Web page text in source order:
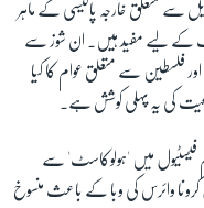
سے متعلق خارجہ پالیسی کے ماہر
کے لیے مفید ہیں۔ ان شوز سے
فلسطین سے متعلق عوام کا کیا
کی یہ پہلی کوشش ہے۔
فیسٹیول میں 'ہولوکاسٹ' سے
کرونا وائرس کی وبا کے باعث منسوخ